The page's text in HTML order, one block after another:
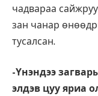
чадвараа
зан чанар
тусалсан.
-Үнэндээ
элдэв цуу яриа